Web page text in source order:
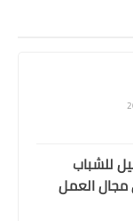
للشباب
العمل